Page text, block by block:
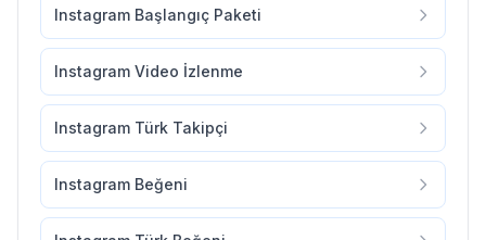
Instagram Başlangıç Paketi
Instagram Video İzlenme
Instagram Türk Takipçi
Instagram Beğeni